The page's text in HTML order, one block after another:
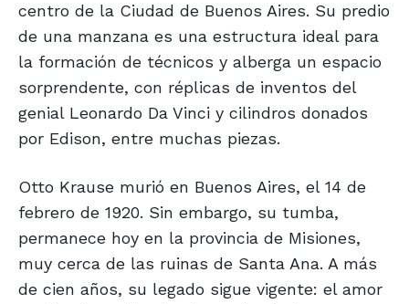
centro de la Ciudad de Buenos Aires. Su predio
de una manzana es una estructura ideal para
la formación de técnicos y alberga un espacio
sorprendente, con réplicas de inventos del
genial Leonardo Da Vinci y cilindros donados
por Edison, entre muchas piezas.
Otto Krause murió en Buenos Aires, el 14 de
febrero de 1920. Sin embargo, su tumba,
permanece hoy en la provincia de Misiones,
muy cerca de las ruinas de Santa Ana. A más
de cien años, su legado sigue vigente: el amor